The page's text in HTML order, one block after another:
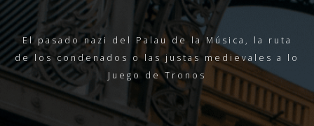
El pasado nazi del Palau de la Música, la ruta
de los condenados o las justas medievales a lo
Juego de Tronos